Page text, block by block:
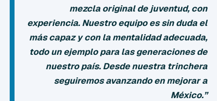
mezcla original de juventud, con
experiencia.Nuestro equipo es sin duda el
más capaz y con la mentalidad adecuada,
todo un ejemplo para las generaciones de
nuestro país.Desde nuestra trinchera
seguiremos avanzando en mejorar a
México.”